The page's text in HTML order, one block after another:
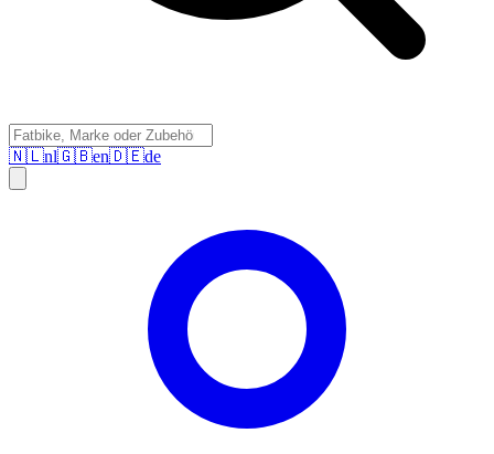
🇳🇱nl🇬🇧en🇩🇪de